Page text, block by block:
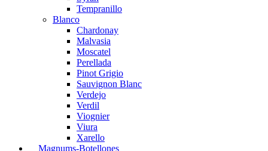
Tempranillo
Blanco
Chardonay
Malvasia
Moscatel
Perellada
Pinot Grigio
Sauvignon Blanc
Verdejo
Verdil
Viognier
Viura
Xarello
Magnums-Botellones